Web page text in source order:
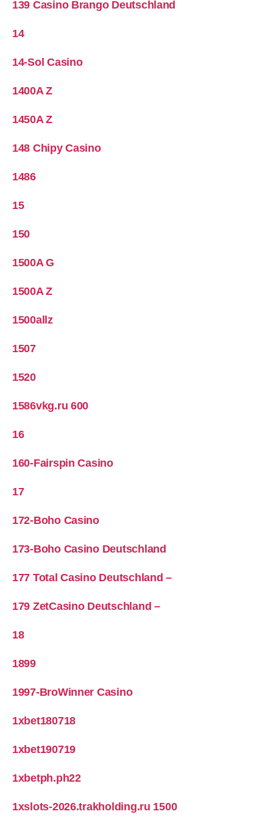
139 Casino Brango Deutschland
14
14-Sol Casino
1400A Z
1450A Z
148 Chipy Casino
1486
15
150
1500A G
1500A Z
1500allz
1507
1520
1586vkg.ru 600
16
160-Fairspin Casino
17
172-Boho Casino
173-Boho Casino Deutschland
177 Total Casino Deutschland –
179 ZetCasino Deutschland –
18
1899
1997-BroWinner Casino
1xbet180718
1xbet190719
1xbetph.ph22
1xslots-2026.trakholding.ru 1500